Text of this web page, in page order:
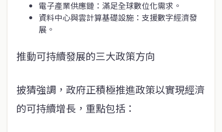
電子產業供應鏈：滿足全球數位化需求。
資料中心與雲計算基礎設施：支援數字經濟發
展。
推動可持續發展的三大政策方向
披猜強調，政府正積極推進政策以實現經濟
的可持續增長，重點包括：